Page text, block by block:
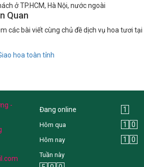
ở TP.HCM, Hà Nội, nước ngoài
Quan
các bài viết cùng chủ đề dịch vụ hoa tươi tại
hoa toàn tỉnh
-
Đang online 1
Hôm qua 1 0
Hôm nay 1 0
Tuần này